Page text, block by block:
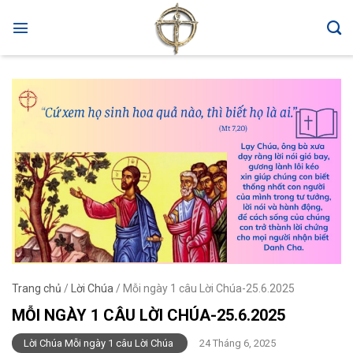
Trang chủ / Lời Chúa / Mỗi ngày 1 câu Lời Chúa-25.6.2025
MỖI NGÀY 1 CÂU LỜI CHÚA-25.6.2025
Lời Chúa Mỗi ngày 1 câu Lời Chúa 24 Tháng 6, 2025